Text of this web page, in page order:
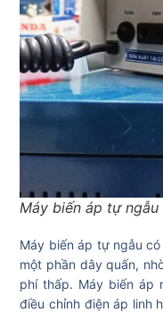
Máy biến áp tự ngẫu
Máy biến áp tự ngẫu
một phần dây quấn,
phí thấp. Máy biến áp
điều chỉnh điện áp linh